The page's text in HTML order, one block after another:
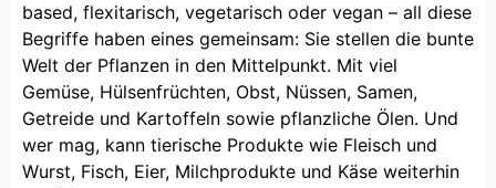
based, flexitarisch, vegetarisch oder vegan – all diese
Begriffe haben eines gemeinsam: Sie stellen die bunte
Welt der Pflanzen in den Mittelpunkt. Mit viel
Gemüse, Hülsenfrüchten, Obst, Nüssen, Samen,
Getreide und Kartoffeln sowie pflanzliche Ölen. Und
wer mag, kann tierische Produkte wie Fleisch und
Wurst, Fisch, Eier, Milchprodukte und Käse weiterhin